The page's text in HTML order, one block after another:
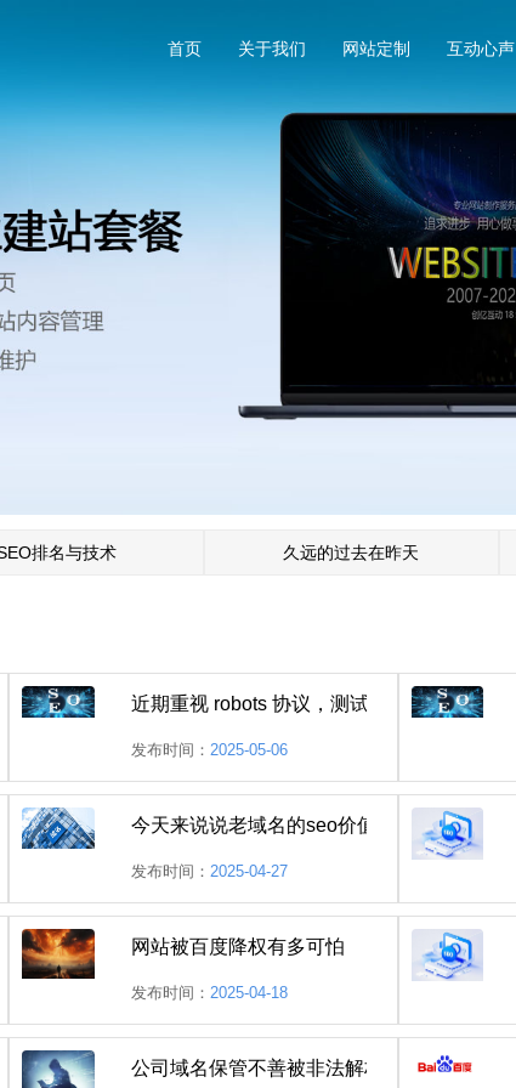
首页 关于我们 网站定制 互动心声
排名与技术 久远的过去在昨天
？seo优化之先死后生之法近期重视 robots 协议，测试中
发布时间： 2025-05-06
及处理建议 今天来说说老域名的seo价值
发布时间： 2025-04-27
城市生成一个主页网站被百度降权有多可怕
发布时间： 2025-04-18
公司域名保管不善被非法解析怎么处理